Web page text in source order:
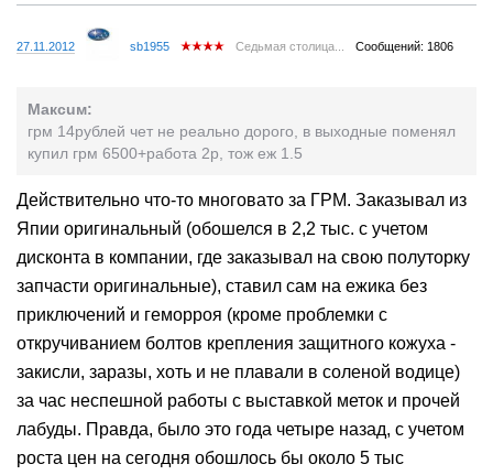
27.11.2012 sb1955 Седьмая столица... Сообщений: 1806
Maксuм:
грм 14рублей чет не реально дорого, в выходные поменял
купил грм 6500+работа 2р, тож еж 1.5
Действительно что-то многовато за ГРМ. Заказывал из
Япии оригинальный (обошелся в 2,2 тыс. с учетом
дисконта в компании, где заказывал на свою полуторку
запчасти оригинальные), ставил сам на ежика без
приключений и геморроя (кроме проблемки с
откручиванием болтов крепления защитного кожуха -
закисли, заразы, хоть и не плавали в соленой водице)
за час неспешной работы с выставкой меток и прочей
лабуды. Правда, было это года четыре назад, с учетом
роста цен на сегодня обошлось бы около 5 тыс